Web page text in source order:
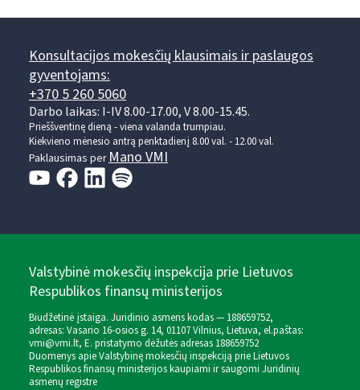
Konsultacijos mokesčių klausimais ir paslaugos
gyventojams:
+370 5 260 5060
Darbo laikas: I-IV 8.00-17.00, V 8.00-15.45.
Prieššventinę dieną - viena valanda trumpiau.
Kiekvieno mėnesio antrą penktadienį 8.00 val. - 12.00 val.
Paklausimas per Mano VMI
Valstybinė mokesčių inspekcija prie Lietuvos
Respublikos finansų ministerijos
Biudžetinė įstaiga. Juridinio asmens kodas — 188659752,
adresas: Vasario 16-osios g. 14, 01107 Vilnius, Lietuva, el.paštas:
vmi@vmi.lt, E. pristatymo dėžutės adresas 188659752
Duomenys apie Valstybinę mokesčių inspekciją prie Lietuvos
Respublikos finansų ministerijos kaupiami ir saugomi Juridinių
asmenų registre